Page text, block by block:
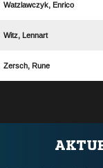
 
 
 